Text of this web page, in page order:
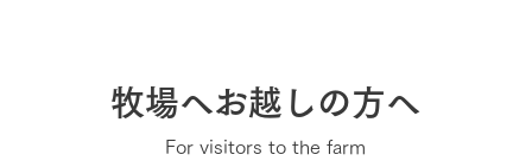
牧場へお越しの方へ
For visitors to the farm